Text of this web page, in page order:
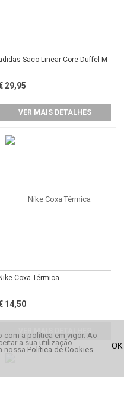
Saco Linear Core Duffel M
29,95
VER MAIS DETALHES
Nike Coxa Térmica
14,50
VER MAIS DETALHES
a política em vigor. Ao
a sua utilização.
nossa Política de Cookies